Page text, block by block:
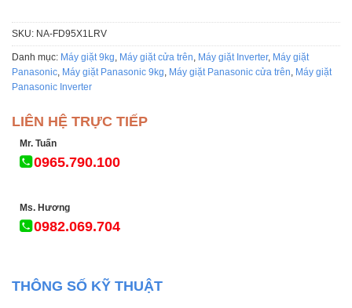
SKU: NA-FD95X1LRV
Danh mục: Máy giặt 9kg Máy giặt cửa trên Máy giặt Inverter, Máy giặt
Panasonic Máy giặt Panasonic 9kg Máy giặt Panasonic cửa trên Máy giặt
Panasonic Inverter
LIÊN HỆ TRỰC TIẾP
Mr. Tuấn
0965.790.100
Ms. Hương
0982.069.704
THÔNG SỐ KỸ THUẬT